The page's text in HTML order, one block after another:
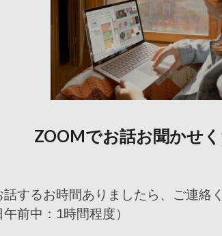
ZOOMでお話お聞かせ
話するお時間ありましたら、ご連絡
午前中：1時間程度）